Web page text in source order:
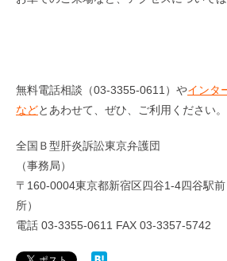
無料電話相談（03-3355-0611）やインタ
などとあわせて、ぜひ、ご利用ください。
全国Ｂ型肝炎訴訟東京弁護団
（事務局）
〒160-0004東京都新宿区四谷1-4四谷駅
所）
電話 03-3355-0611 FAX 03-3357-5742